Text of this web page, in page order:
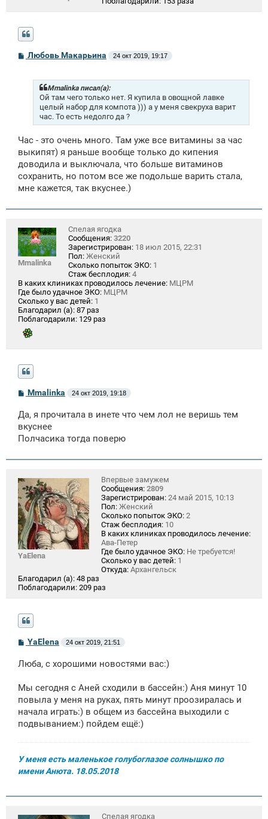
С
о
Любовь Макарьина 24 окт 2019, 19:17
Mmalinka писал(а):
Ой там чего только нет. Я купила в овощной лавке
целый набор для компота ))) а у меня свекруха варит
час. То есть недолго да ?
Час - это очень много. Там уже все витамины за час
выкипят) я раньше вообще только до кипения
доводила и выключала, что больше витаминов
сохранить, но потом все же подольше варить стала,
мне кажется, так вкуснее.)
Mmalinka
Спелая ягодка
Сообщения: 3220
Зарегистрирован: 18 июл 2015, 22:31
Пол: Женский
Сколько попыток ЭКО: 1
Стаж бесплодия: 4
В каких клиниках проводилось лечение: МЦРМ
Где было удачное ЭКО: МЦРМ
Сколько у вас детей: 1
Благодарил (а): 87 раз
Поблагодарили: 129 раз
С
б
щ
е
н
е
Mmalinka 24 окт 2019, 19:18
Да, я прочитала в инете что чем лол не веришь тем
вкуснее
Полчасика тогда поверю
YaElena
Впервые замужем
Сообщения: 2809
Зарегистрирован: 24 май 2015, 10:13
Пол: Женский
Сколько попыток ЭКО: 2
Стаж бесплодия: 10
В каких клиниках проводилось лечение:
Ава-Петер
Где было удачное ЭКО: Не требуется!
Сколько у вас детей: 1
Откуда: Архангельск
Благодарил (а): 48 раз
Поблагодарили: 209 раз
С
б
е
н
и
YaElena 24 окт 2019, 21:51
Люба, с хорошими новостями вас:)
Мы сегодня с Аней сходили в бассейн:) Аня минут 10
повыла у меня на руках, пять минут проозиралась и
начала играть:) в общем из бассейна выходили с
подвыванием:) пойдем ещё:)
У меня есть маленькое голубоглазое солнышко по
имени Анюта. 18.05.2018
Спелая ягодка